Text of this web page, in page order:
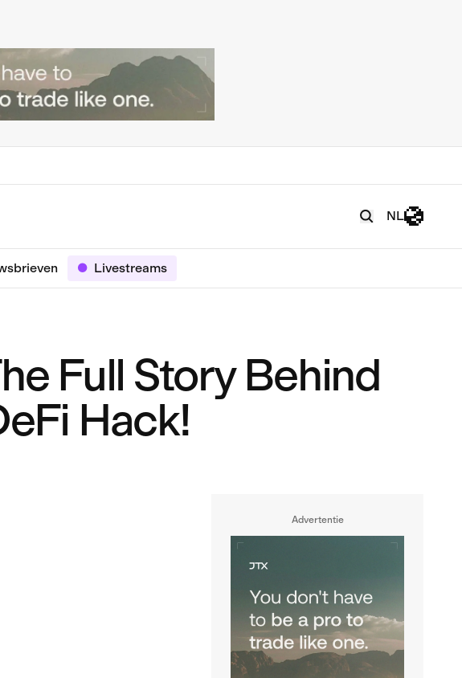
NL
Livestreams
Full Story Behind
Hack!
Advertentie